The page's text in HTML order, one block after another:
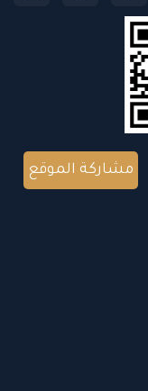
مشاركة الموقع